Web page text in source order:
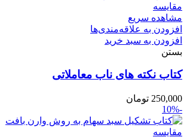
مقایسه
مشاهده سریع
افزودن به علاقه‌مندی‌ها
افزودن به سبد خرید
بستن
کتاب نکته های ناب معاملاتی
250,000 تومان
-10%
مقایسه